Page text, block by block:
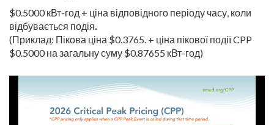
$0.5000 кВт-год + ціна відповідного періоду часу, коли
відбувається подія.
(Приклад: Пікова ціна $0.3765. + ціна пікової події CPP
$0.5000 на загальну суму $0.87655 кВт-год)